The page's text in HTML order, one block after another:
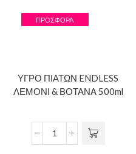
ΠΡΟΣΦΟΡΆ
ΥΓΡΟ ΠΙΑΤΩΝ ENDLESS
ΛΕΜΟΝΙ & ΒΟΤΑΝΑ 500ml